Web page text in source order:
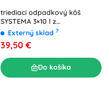
triediaci odpadkový kôš
SYSTEMA 3×10 l z
recyklovaného plastu,
nástenný
Externý sklad ?
39,50 €
Do košíka